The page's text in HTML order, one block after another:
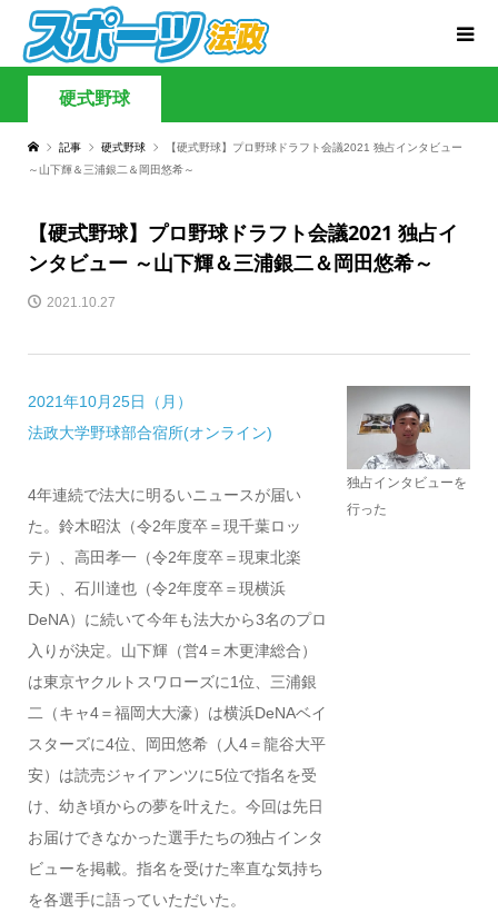
硬式野球
記事 硬式野球
【硬式野球】プロ野球ドラフト会議2021 独占インタビュー
～山下輝＆三浦銀二＆岡田悠希～
【硬式野球】プロ野球ドラフト会議2021 独占イ
ンタビュー ～山下輝＆三浦銀二＆岡田悠希～
2021.10.27
2021年10月25日（月）
法政大学野球部合宿所(オンライン)
4年連続で法大に明るいニュースが届い
た。鈴木昭汰（令2年度卒＝現千葉ロッ
テ）、高田孝一（令2年度卒＝現東北楽
天）、石川達也（令2年度卒＝現横浜
DeNA）に続いて今年も法大から3名のプロ
入りが決定。山下輝（営4＝木更津総合）
は東京ヤクルトスワローズに1位、三浦銀
二（キャ4＝福岡大大濠）は横浜DeNAベイ
スターズに4位、岡田悠希（人4＝龍谷大平
安）は読売ジャイアンツに5位で指名を受
け、幼き頃からの夢を叶えた。今回は先日
お届けできなかった選手たちの独占インタ
ビューを掲載。指名を受けた率直な気持ち
を各選手に語っていただいた。
独占インタビューを
行った